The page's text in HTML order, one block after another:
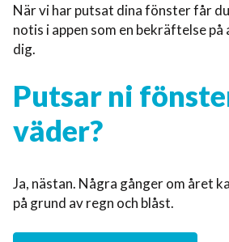
När vi har putsat dina fönster får
notis i appen som en bekräftelse
dig.
Putsar ni
väder?
Ja, nästan. Några gånger om året
på grund av regn och blåst.